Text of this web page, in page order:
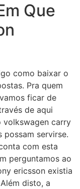
Que
como baixar o
Pra quem
ficar de
de aqui
volkswagen carry
servirse.
com esta
perguntamos ao
ericsson existia
disto, a